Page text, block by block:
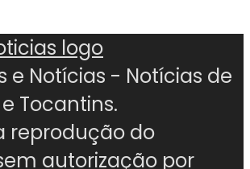
e Notícias - Notícias de
Tocantins.
reprodução do
autorização por